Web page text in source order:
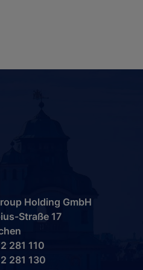
Holding GmbH
Straße 17
281 110
281 130